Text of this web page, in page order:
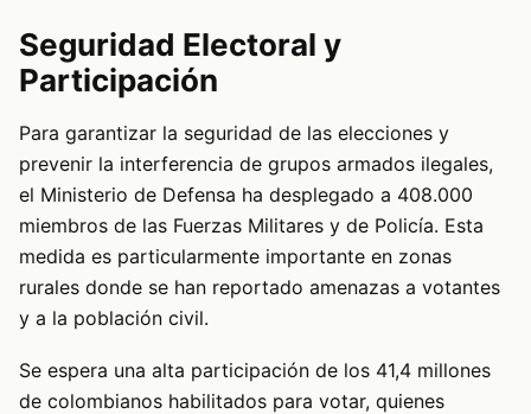
Seguridad Electoral y
Participación
Para garantizar la seguridad de las elecciones y
prevenir la interferencia de grupos armados ilegales,
el Ministerio de Defensa ha desplegado a 408.000
miembros de las Fuerzas Militares y de Policía. Esta
medida es particularmente importante en zonas
rurales donde se han reportado amenazas a votantes
y a la población civil.
Se espera una alta participación de los 41,4 millones
de colombianos habilitados para votar, quienes